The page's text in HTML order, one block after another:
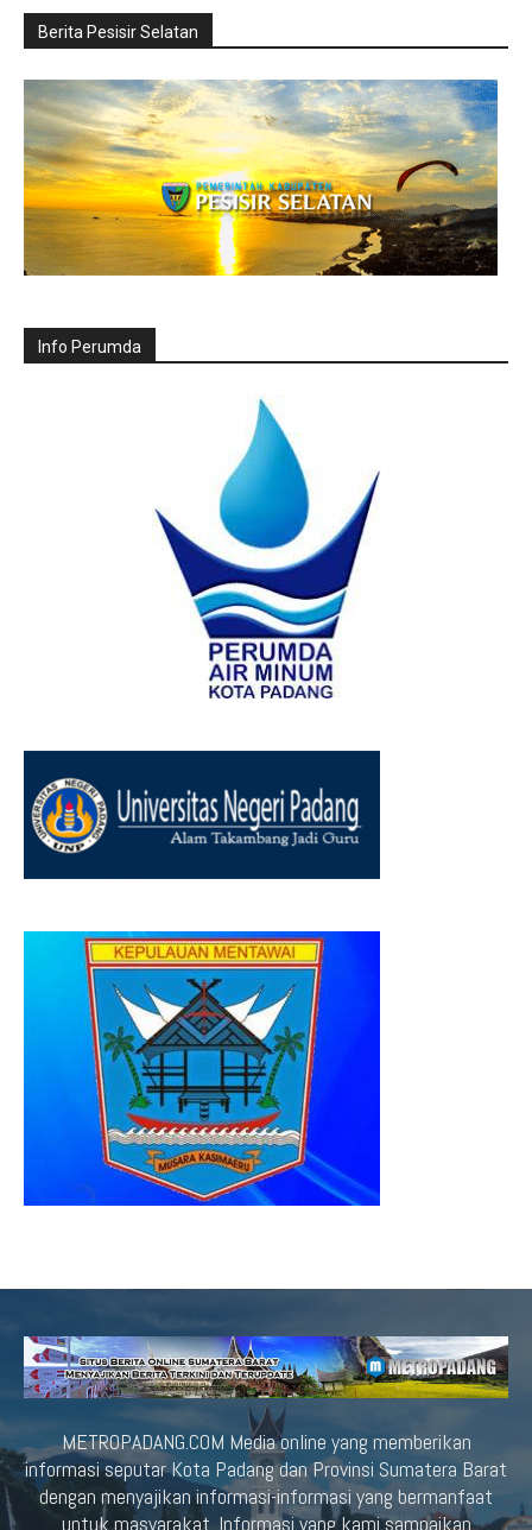
Berita Pesisir Selatan
Info Perumda
METROPADANG.COM Media online yang memberikan
informasi seputar Kota Padang dan Provinsi Sumatera Barat
dengan menyajikan informasi-informasi yang bermanfaat
untuk masyarakat. Informasi yang kami sampaikan